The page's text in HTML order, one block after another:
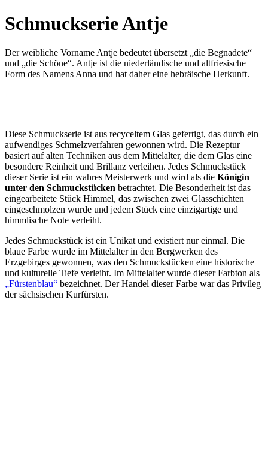
Schmuckserie Antje
Der weibliche Vorname Antje bedeutet übersetzt „die Begnadete“
und „die Schöne“. Antje ist die niederländische und altfriesische
Form des Namens Anna und hat daher eine hebräische Herkunft.
Diese Schmuckserie ist aus recyceltem Glas gefertigt, das durch ein
aufwendiges Schmelzverfahren gewonnen wird. Die Rezeptur
basiert auf alten Techniken aus dem Mittelalter, die dem Glas eine
besondere Reinheit und Brillanz verleihen. Jedes Schmuckstück
dieser Serie ist ein wahres Meisterwerk und wird als die Königin
unter den Schmuckstücken betrachtet. Die Besonderheit ist das
eingearbeitete Stück Himmel, das zwischen zwei Glasschichten
eingeschmolzen wurde und jedem Stück eine einzigartige und
himmlische Note verleiht.
Jedes Schmuckstück ist ein Unikat und existiert nur einmal. Die
blaue Farbe wurde im Mittelalter in den Bergwerken des
Erzgebirges gewonnen, was den Schmuckstücken eine historische
und kulturelle Tiefe verleiht. Im Mittelalter wurde dieser Farbton als
„Fürstenblau“ bezeichnet. Der Handel dieser Farbe war das Privileg
der sächsischen Kurfürsten.